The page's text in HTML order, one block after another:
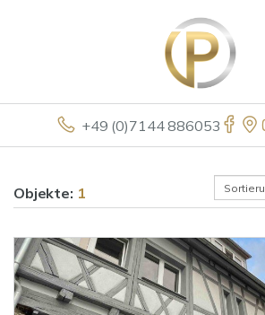
+49 (0)7144 886053
Objekte: 1